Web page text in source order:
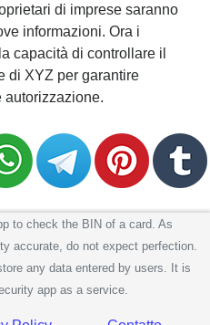
di imprese saranno
informazioni. Ora i
capacità di controllare il
di XYZ per garantire
autorizzazione.
to check the BIN of a card. As
accurate, do not expect perfection.
any data entered by users. It is
app as a service.